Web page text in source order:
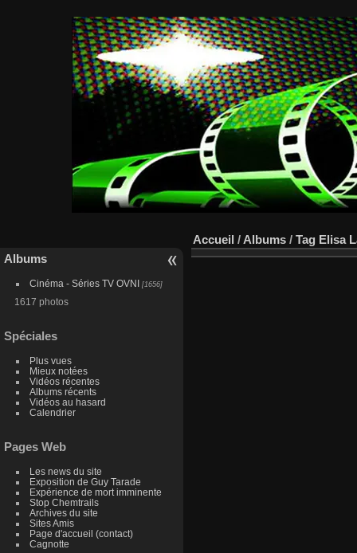
Albums
Cinéma - Séries TV OVNI [1656]
1617 photos
Spéciales
Plus vues
Mieux notées
Vidéos récentes
Albums récents
Vidéos au hasard
Calendrier
Pages Web
Les news du site
Exposition de Guy Tarade
Expérience de mort imminente
Stop Chemtrails
Archives du site
Sites Amis
Page d'accueil (contact)
Cagnotte
Accueil / Albums / Tag Elisa